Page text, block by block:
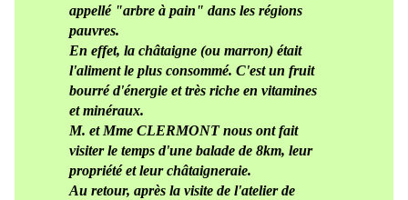
appellé "arbre à pain" dans les régions
pauvres.
En effet, la châtaigne (ou marron) était
l'aliment le plus consommé. C'est un fruit
bourré d'énergie et très riche en vitamines
et minéraux.
M. et Mme CLERMONT nous ont fait
visiter le temps d'une balade de 8km, leur
propriété et leur châtaigneraie.
Au retour, après la visite de l'atelier de